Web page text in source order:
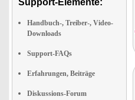
Support-Elemente:
Handbuch-, Treiber-, Video-
Downloads
Support-FAQs
Erfahrungen, Beiträge
Diskussions-Forum